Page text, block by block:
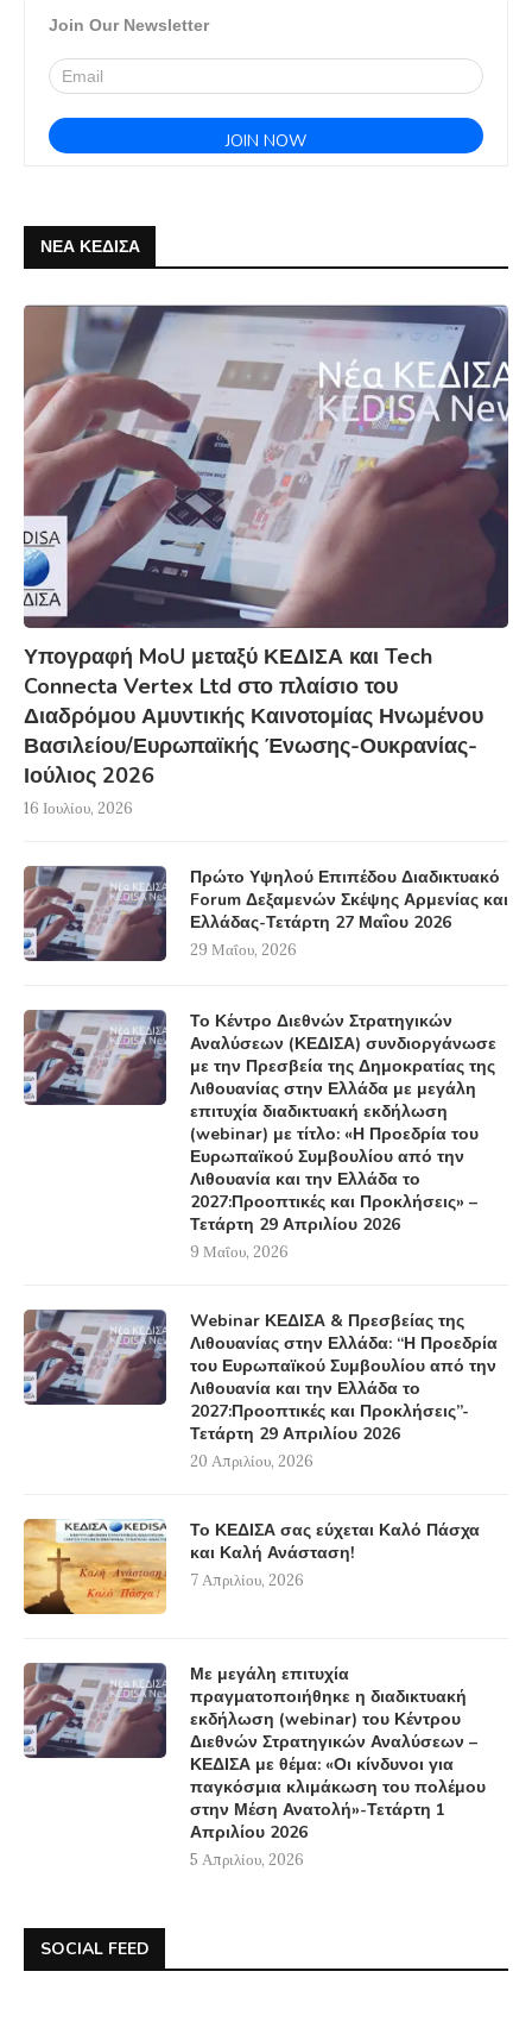
Join Our Newsletter
ΝΕΑ ΚΕΔΙΣΑ
Υπογραφή MoU μεταξύ ΚΕΔΙΣΑ και Tech
Connecta Vertex Ltd στο πλαίσιο του
Διαδρόμου Αμυντικής Καινοτομίας Ηνωμένου
Βασιλείου/Ευρωπαϊκής Ένωσης-Ουκρανίας-
Ιούλιος 2026
16 Ιουλίου, 2026
Πρώτο Υψηλού Επιπέδου Διαδικτυακό
Forum Δεξαμενών Σκέψης Αρμενίας και
Ελλάδας-Τετάρτη 27 Μαΐου 2026
29 Μαΐου, 2026
Το Κέντρο Διεθνών Στρατηγικών
Αναλύσεων (ΚΕΔΙΣΑ) συνδιοργάνωσε
με την Πρεσβεία της Δημοκρατίας της
Λιθουανίας στην Ελλάδα με μεγάλη
επιτυχία διαδικτυακή εκδήλωση
(webinar) με τίτλο: «Η Προεδρία του
Ευρωπαϊκού Συμβουλίου από την
Λιθουανία και την Ελλάδα το
2027:Προοπτικές και Προκλήσεις» –
Τετάρτη 29 Απριλίου 2026
9 Μαΐου, 2026
Webinar ΚΕΔΙΣΑ & Πρεσβείας της
Λιθουανίας στην Ελλάδα: “Η Προεδρία
του Ευρωπαϊκού Συμβουλίου από την
Λιθουανία και την Ελλάδα το
2027:Προοπτικές και Προκλήσεις”-
Τετάρτη 29 Απριλίου 2026
20 Απριλίου, 2026
Το ΚΕΔΙΣΑ σας εύχεται Καλό Πάσχα
και Καλή Ανάσταση!
7 Απριλίου, 2026
Με μεγάλη επιτυχία
πραγματοποιήθηκε η διαδικτυακή
εκδήλωση (webinar) του Κέντρου
Διεθνών Στρατηγικών Αναλύσεων –
ΚΕΔΙΣΑ με θέμα: «Οι κίνδυνοι για
παγκόσμια κλιμάκωση του πολέμου
στην Μέση Ανατολή»-Τετάρτη 1
Απριλίου 2026
5 Απριλίου, 2026
SOCIAL FEED